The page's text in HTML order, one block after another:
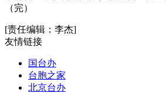
（完）
[责任编辑：李杰]
友情链接
国台办
台胞之家
北京台办